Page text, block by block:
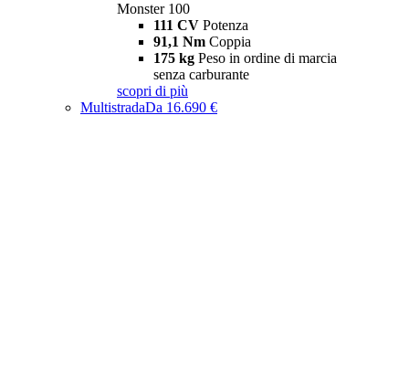
Monster 100
111 CV Potenza
91,1 Nm Coppia
175 kg Peso in ordine di marcia
senza carburante
scopri di più
MultistradaDa 16.690 €